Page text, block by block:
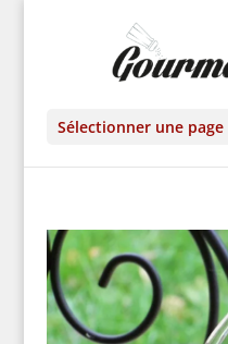
Sélectionner une page